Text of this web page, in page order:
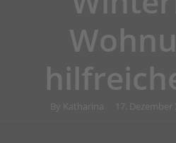
By Katharina 17. Dezember